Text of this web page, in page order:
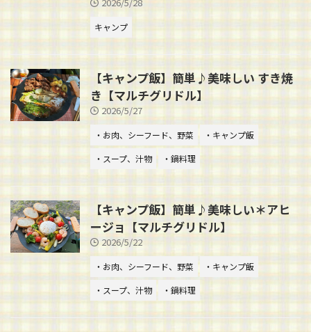
キャンプ
【キャンプ飯】簡単♪美味しい すき焼
き【マルチグリドル】
2026/5/27
・お肉、シーフード、野菜
・キャンプ飯
・スープ、汁物
・鍋料理
【キャンプ飯】簡単♪美味しい＊アヒ
ージョ【マルチグリドル】
2026/5/22
・お肉、シーフード、野菜
・キャンプ飯
・スープ、汁物
・鍋料理